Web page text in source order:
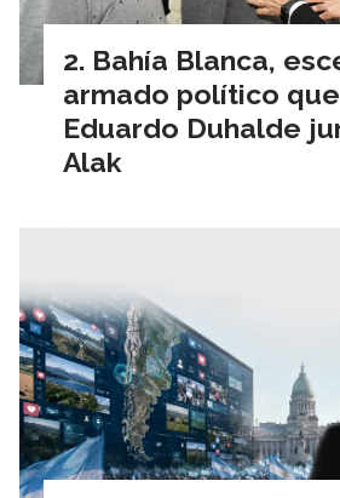
Bahía Blanca,
armado político
Eduardo Duhalde
Alak